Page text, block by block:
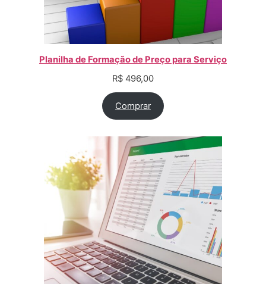
Planilha de Formação de Preço para Serviço
R$ 496,00
Comprar